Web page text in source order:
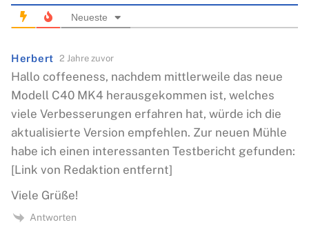
Neueste
Herbert 2 Jahre zuvor
Hallo coffeeness, nachdem mittlerweile das neue
Modell C40 MK4 herausgekommen ist, welches
viele Verbesserungen erfahren hat, würde ich die
aktualisierte Version empfehlen. Zur neuen Mühle
habe ich einen interessanten Testbericht gefunden:
[Link von Redaktion entfernt]
Viele Grüße!
Antworten